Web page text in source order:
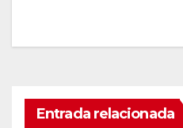
Entrada relacionada